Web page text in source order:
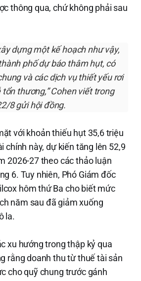
thông qua, chứ không phải sau
dựng một kế hoạch như vậy,
phố dự báo thâm hụt, có
và các dịch vụ thiết yếu rơi
thương,” Cohen viết trong
8 gửi hội đồng.
với khoản thiếu hụt 35,6 triệu
chính này, dự kiến tăng lên 52,9
2026-27 theo các thảo luận
6. Tuy nhiên, Phó Giám đốc
hôm thứ Ba cho biết mức
năm sau đã giảm xuống
la.
xu hướng trong thập kỷ qua
rằng doanh thu từ thuế tài sản
cho quỹ chung trước gánh